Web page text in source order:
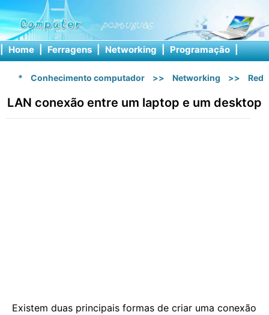
| Home | Ferragens | Networking | Programação |
* Conhecimento computador >> Networking >>
LAN conexão entre um laptop e um desktop
Existem duas principais formas de criar uma conexão